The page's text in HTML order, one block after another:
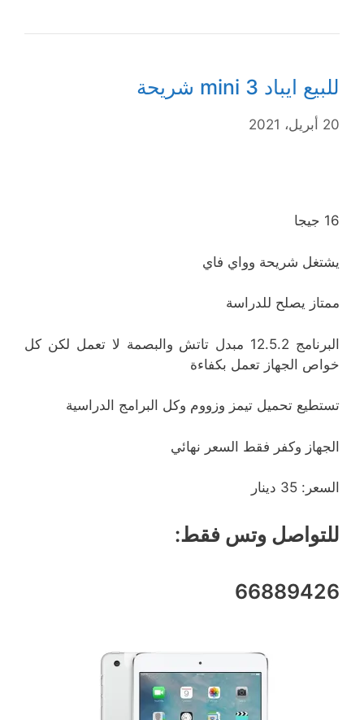
للبيع ايباد mini 3 شريحة
20 أبريل، 2021
16 جيجا
يشتغل شريحة وواي فاي
ممتاز يصلح للدراسة
البرنامج 12.5.2 مبدل تاتش والبصمة لا تعمل لكن كل
خواص الجهاز تعمل بكفاءة
تستطيع تحميل تيمز وزووم وكل البرامج الدراسية
الجهاز وكفر فقط السعر نهائي
السعر: 35 دينار
للتواصل وتس فقط:
66889426